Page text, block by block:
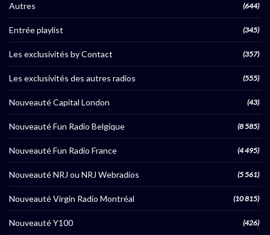
Autres (644)
Entrée playlist (345)
Les exclusivités by Contact (357)
Les exclusivités des autres radios (555)
Nouveauté Capital London (43)
Nouveauté Fun Radio Belgique (8 585)
Nouveauté Fun Radio France (4 495)
Nouveauté NRJ ou NRJ Webradios (5 561)
Nouveauté Virgin Radio Montréal (10 815)
Nouveauté Y100 (426)